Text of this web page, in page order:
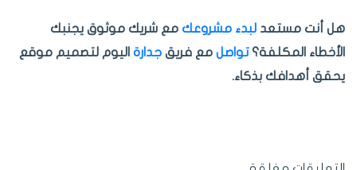
هل أنت مستعد لبدء مشروعك مع شريك موثوق يجنبك
الأخطاء المكلفة؟تواصل مع فريق جدارة اليوم لتصميم موقع
يحقق أهدافك بذكاء.